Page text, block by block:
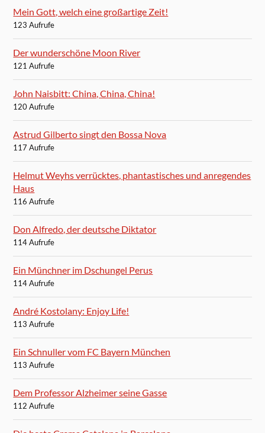
Mein Gott, welch eine großartige Zeit!
123 Aufrufe
Der wunderschöne Moon River
121 Aufrufe
John Naisbitt: China, China, China!
120 Aufrufe
Astrud Gilberto singt den Bossa Nova
117 Aufrufe
Helmut Weyhs verrücktes, phantastisches und anregendes
Haus
116 Aufrufe
Don Alfredo, der deutsche Diktator
114 Aufrufe
Ein Münchner im Dschungel Perus
114 Aufrufe
André Kostolany: Enjoy Life!
113 Aufrufe
Ein Schnuller vom FC Bayern München
113 Aufrufe
Dem Professor Alzheimer seine Gasse
112 Aufrufe